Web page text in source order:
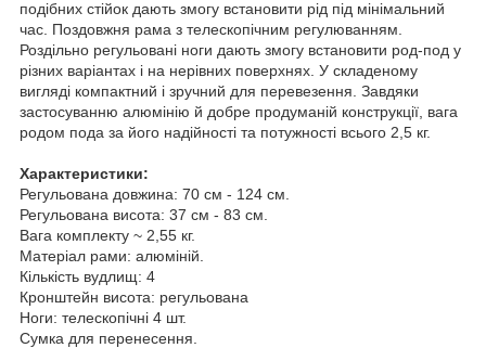
подібних стійок дають змогу встановити рід під мінімальний
час. Поздовжня рама з телескопічним регулюванням.
Роздільно регульовані ноги дають змогу встановити род-под у
різних варіантах і на нерівних поверхнях. У складеному
вигляді компактний і зручний для перевезення. Завдяки
застосуванню алюмінію й добре продуманій конструкції, вага
родом пода за його надійності та потужності всього 2,5 кг.
Характеристики:
Регульована довжина: 70 см - 124 см.
Регульована висота: 37 см - 83 см.
Вага комплекту ~ 2,55 кг.
Матеріал рами: алюміній.
Кількість вудлищ: 4
Кронштейн висота: регульована
Ноги: телескопічні 4 шт.
Сумка для перенесення.